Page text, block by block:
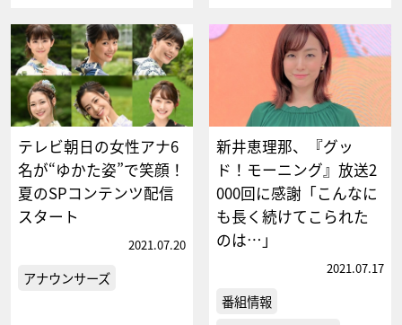
テレビ朝日の女性アナ6
名が“ゆかた姿”で笑顔！
夏のSPコンテンツ配信
スタート
2021.07.20
アナウンサーズ
新井恵理那、『グッ
ド！モーニング』放送2
000回に感謝「こんなに
も長く続けてこられた
のは…」
2021.07.17
番組情報